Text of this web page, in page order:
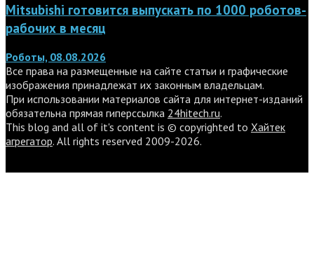
Mitsubishi готовится выпускать по 1000 роботов-
рабочих в месяц
Роботы, 08.08.2026
Все права на размещенные на сайте статьи и графические
изображения принадлежат их законным владельцам.
При использовании материалов сайта для интернет-изданий
обязательна прямая гиперссылка 24hitech.ru.
This blog and all of it's content is © copyrighted to Хайтек
агрегатор. All rights reserved 2009-2026.